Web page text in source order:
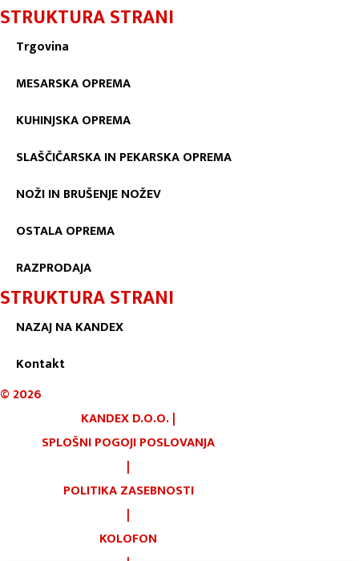
STRUKTURA STRANI
Trgovina
MESARSKA OPREMA
KUHINJSKA OPREMA
SLAŠČIČARSKA IN PEKARSKA OPREMA
NOŽI IN BRUŠENJE NOŽEV
OSTALA OPREMA
RAZPRODAJA
STRUKTURA STRANI
NAZAJ NA KANDEX
Kontakt
©2026
KANDEX D.O.O.|
SPLOŠNI POGOJI POSLOVANJA
|
POLITIKA ZASEBNOSTI
|
KOLOFON